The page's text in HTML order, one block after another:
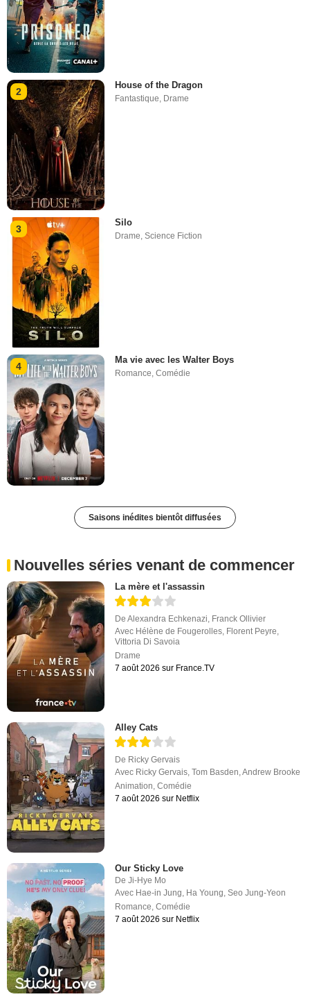
2
House of the Dragon
Fantastique Drame
3
Silo
Drame,Science Fiction
4
Ma vie avec les Walter Boys
Romance,Comédie
Saisons inédites bientôt diffusées
Nouvelles séries venant de commencer
La mère et l'assassin
DeAlexandra Echkenazi Franck Ollivier
Avec Hélène de Fougerolles Florent Peyre
Vittoria Di Savoia
Drame
7 août 2026 sur France.TV
Alley Cats
De Ricky Gervais
Avec Ricky Gervais,Tom Basden,Andrew Brooke
Animation,Comédie
7 août 2026 sur Netflix
Our Sticky Love
DeJi-Hye Mo
Avec Hae-in Jung, Ha Young,Seo Jung-Yeon
Romance,Comédie
7 août 2026 sur Netflix